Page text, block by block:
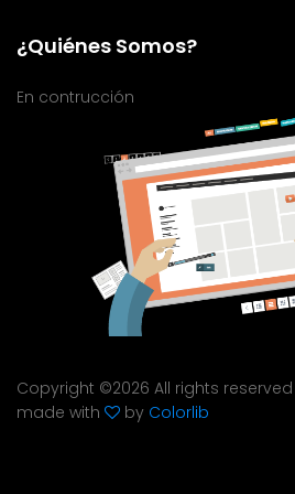
¿Quiénes Somos?
En contrucción
Copyright ©2026 All rights
made with
by Colorlib